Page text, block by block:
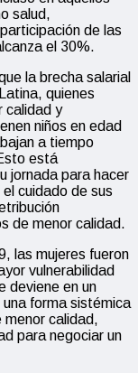
salud,
de las
el 30%.
la brecha salarial
quienes
calidad y
niños en edad
a tiempo
está
jornada para hacer
cuidado de sus
de menor calidad.
las mujeres fueron
vulnerabilidad
deviene en un
forma sistémica
menor calidad,
para negociar un